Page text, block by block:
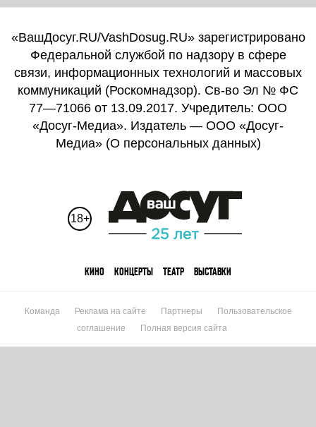
«ВашДосуг.RU/VashDosug.RU» зарегистрировано
Федеральной службой по надзору в сфере
связи, информационных технологий и массовых
коммуникаций (Роскомнадзор). Св-во Эл № ФС
77—71066 от 13.09.2017. Учредитель: ООО
«Досуг-Медиа». Издатель — ООО «Досуг-
Медиа» (О персональных данных)
18+
КИНО КОНЦЕРТЫ ТЕАТР ВЫСТАВКИ
Команда Реклама на сайте Партнеры
Пользовательское
соглашение
Полная версия сайта